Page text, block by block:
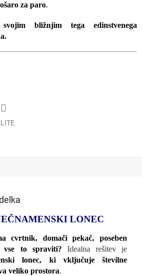
za paro.
bližnjim tega edinstvenega
LONEC
cvrtnik, domači pekač, poseben
vse to spraviti? Idealna rešitev je
lonec, ki vključuje številne
veliko prostora.